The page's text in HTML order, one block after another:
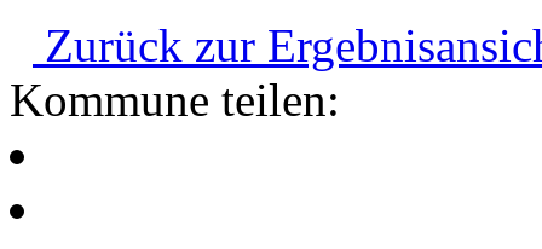
Zurück zur
Kommune teilen: